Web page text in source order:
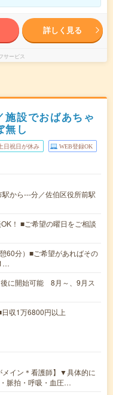
詳しく見る
サービス
施設でおばあちゃ
無し
日祝日が休み WEB登録OK
から---分／佐伯区役所前駅
！ ■ご希望の曜日をご相談
60分）■ご希望があればその
に開始可能 8月～、9月ス
収1万6800円以上
メイン＊看護師】▼具体的に
脈拍・呼吸・血圧…